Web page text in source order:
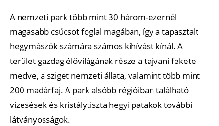
A nemzeti park több mint 30 három-ezernél
magasabb csúcsot foglal magában, így a tapasztalt
hegymászók számára számos kihívást kínál. A
terület gazdag élővilágának része a tajvani fekete
medve, a sziget nemzeti állata, valamint több mint
200 madárfaj. A park alsóbb régióiban található
vízesések és kristálytiszta hegyi patakok további
látványosságok.